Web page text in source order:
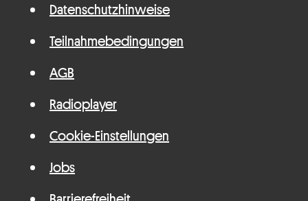
Datenschutzhinweise
Teilnahmebedingungen
AGB
Radioplayer
Cookie-Einstellungen
Jobs